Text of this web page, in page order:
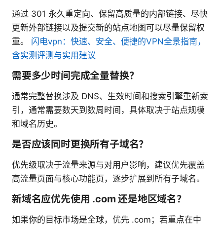
通过 301 永久重定向、保留高质量的内部链接、尽快
更新外部链接以及提交新的站点地图可以尽量保留权
重。 闪电vpn：快速、安全、便捷的VPN全景指南，
含实测评测与实用建议
需要多少时间完成全量替换？
通常完整替换涉及 DNS、生效时间和搜索引擎重新索
引，通常需要数天到数周时间，具体取决于站点规模
和域名历史。
是否应该同时更换所有子域名？
优先级取决于流量来源与对用户影响，建议优先覆盖
高流量页面与核心功能页，逐步扩展到所有子域名。
新域名应优先使用 .com 还是地区域名？
如果你的目标市场是全球，优先 .com；若重点在中